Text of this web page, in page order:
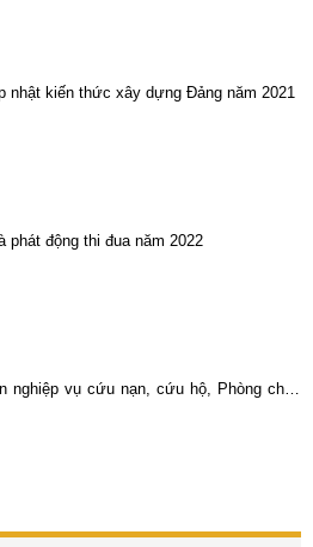
nhật kiến thức xây dựng Đảng năm 2021
phát động thi đua năm 2022
nghiệp vụ cứu nạn, cứu hộ, Phòng cháy